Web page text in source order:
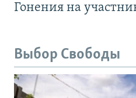
Гонения на
Выбор Свободы